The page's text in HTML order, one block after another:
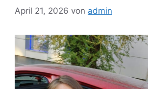
April 21, 2026 von admin